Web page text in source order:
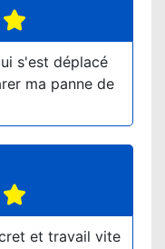
s'est déplacé
ma panne de
et travail vite